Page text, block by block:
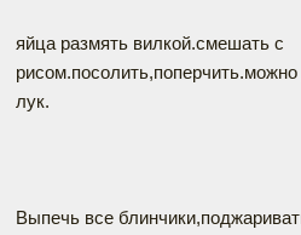
яйца размять вилкой.смешать с
лук.
Выпечь все